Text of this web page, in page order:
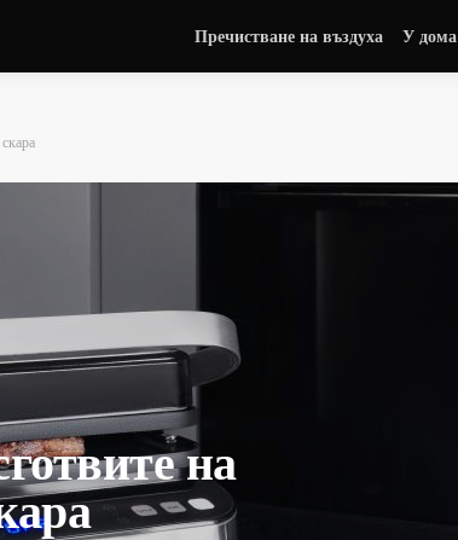
Пречистване на въздуха У дома
на